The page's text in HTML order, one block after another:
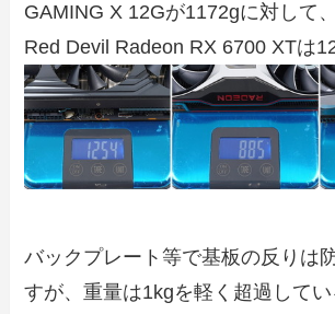
GAMING X 12Gが1172gに対して
Red Devil Radeon RX 6700 XTは
バックプレート等で基板の反りは
すが、重量は1kgを軽く超過して